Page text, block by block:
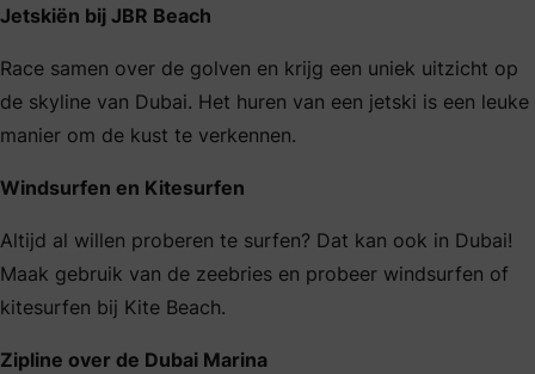
Jetskiën bij JBR Beach
Race samen over de golven en krijg een uniek uitzicht op
de skyline van Dubai. Het huren van een jetski is een leuke
manier om de kust te verkennen.
Windsurfen en Kitesurfen
Altijd al willen proberen te surfen? Dat kan ook in Dubai!
Maak gebruik van de zeebries en probeer windsurfen of
kitesurfen bij Kite Beach.
Zipline over de Dubai Marina